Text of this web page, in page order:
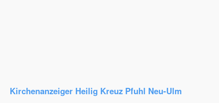
Kirchenanzeiger Heilig Kreuz Pfuhl Neu-Ulm